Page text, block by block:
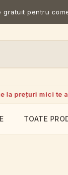
gratuit pentru
prețuri mici te
TOATE